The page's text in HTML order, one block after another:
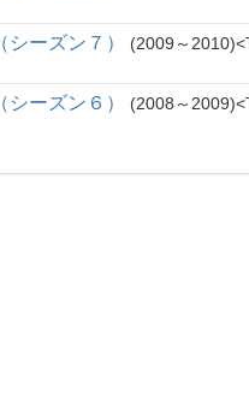
ーズン７） 2009～2010
ーズン６） 2008～2009